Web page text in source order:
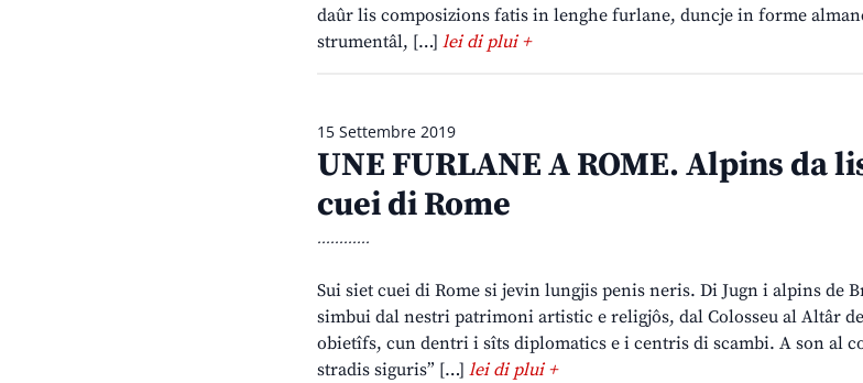
daûr lis composizions fatis in lenghe furlane, duncje in forme
strumentâl, […] lei di plui +
15 Settembre 2019
UNE FURLANE A ROME. Alpins da
cuei di Rome
............
Sui siet cuei di Rome si jevin lungjis penis neris. Di Jugn i alpins de
simbui dal nestri patrimoni artistic e religjôs, dal Colosseu al Altâr
obietîfs, cun dentri i sîts diplomatics e i centris di scambi. A son al
stradis siguris” […] lei di plui +